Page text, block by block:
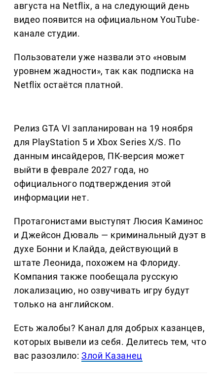
августа на Netflix, а на следующий день
видео появится на официальном YouTube-
канале студии.
Пользователи уже назвали это «новым
уровнем жадности», так как подписка на
Netflix остаётся платной.
Релиз GTA VI запланирован на 19 ноября
для PlayStation 5 и Xbox Series X/S. По
данным инсайдеров, ПК-версия может
выйти в феврале 2027 года, но
официального подтверждения этой
информации нет.
Протагонистами выступят Люсия Каминос
и Джейсон Дюваль — криминальный дуэт в
духе Бонни и Клайда, действующий в
штате Леонида, похожем на Флориду.
Компания также пообещала русскую
локализацию, но озвучивать игру будут
только на английском.
Есть жалобы? Канал для добрых казанцев,
которых вывели из себя. Делитеcь тем, что
вас разозлило:Злой Казанец